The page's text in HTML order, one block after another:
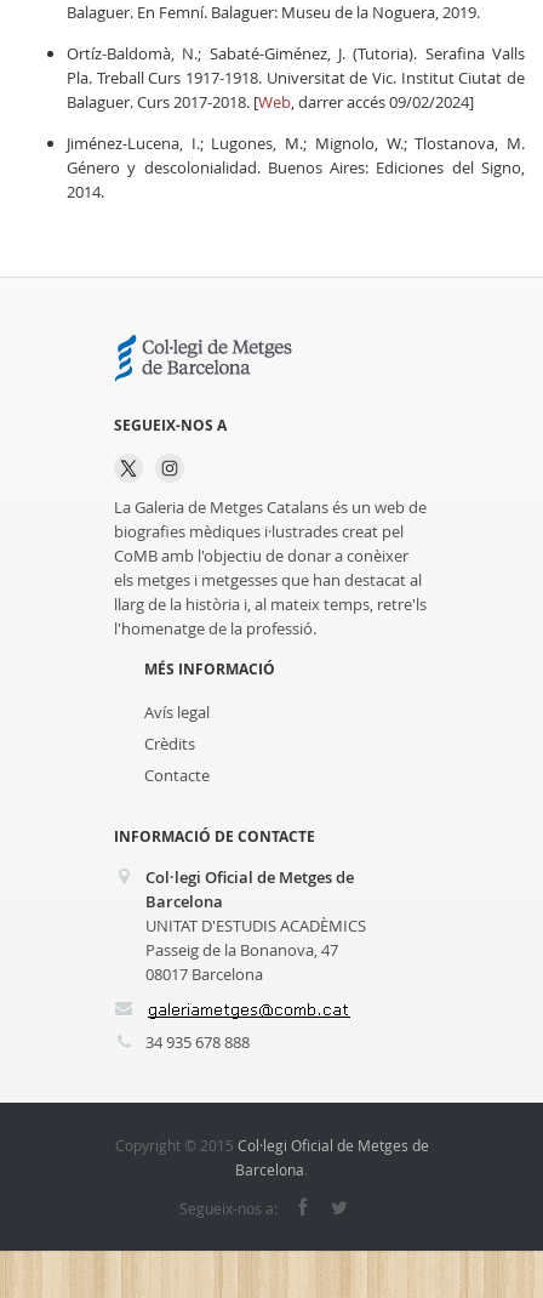
Balaguer. En Femní. Balaguer: Museu de la Noguera, 2019.
Ortíz-Baldomà, N.; Sabaté-Giménez, J. (Tutoria). Serafina Valls
Pla. Treball Curs 1917-1918. Universitat de Vic. Institut Ciutat de
Balaguer. Curs 2017-2018. [Web, darrer accés 09/02/2024]
Jiménez-Lucena, I.; Lugones, M.; Mignolo, W.; Tlostanova, M.
Género y descolonialidad. Buenos Aires: Ediciones del Signo,
2014.
SEGUEIX-NOS A
La Galeria de Metges Catalans és un web de
biografies mèdiques i·lustrades creat pel
CoMB amb l'objectiu de donar a conèixer
els metges i metgesses que han destacat al
llarg de la història i, al mateix temps, retre'ls
l'homenatge de la professió.
MÉS INFORMACIÓ
Avís legal
Crèdits
Contacte
INFORMACIÓ DE CONTACTE
Col·legi Oficial de Metges de
Barcelona
UNITAT D'ESTUDIS ACADÈMICS
Passeig de la Bonanova, 47
08017 Barcelona
34 935 678 888
Copyright © 2015 Col·legi Oficial de Metges de
Barcelona.
Segueix-nos a: